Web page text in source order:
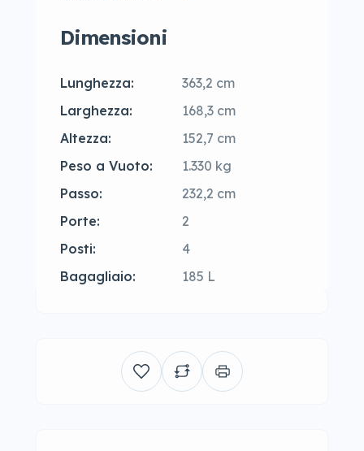
Dimensioni
Lunghezza:
363,2 cm
Larghezza:
168,3 cm
Altezza:
152,7 cm
Peso a Vuoto:
1.330 kg
Passo:
232,2 cm
Porte:
2
Posti:
4
Bagagliaio:
185 L